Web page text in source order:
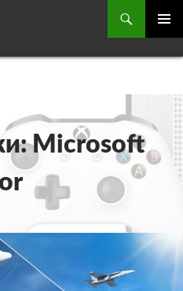
МЕНЮ
Microsoft